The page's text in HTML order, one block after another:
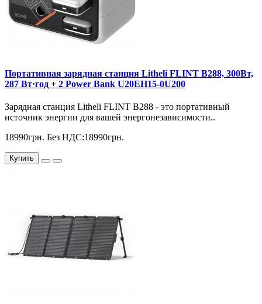
Портативная зарядная станция Litheli FLINT В288, 300Вт,
287 Вт·год + 2 Power Bank U20EH15-0U200
Зарядная станция Litheli FLINT В288 - это портативный
источник энергии для вашей энергонезависимости..
18990грн. Без НДС:18990грн.
Купить